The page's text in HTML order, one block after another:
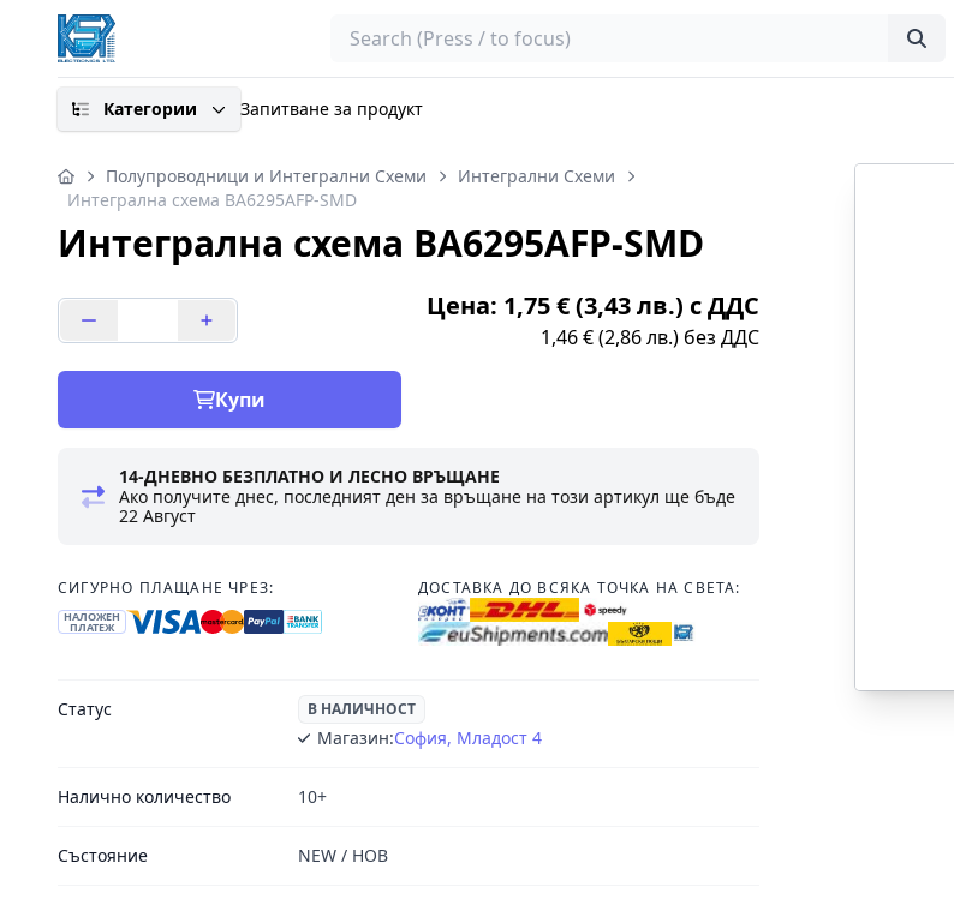
Search
Категории Запитване за продукт
Полупроводници и Интегрални Схеми
Интегрални Схеми
Интегрална схема BA6295AFP-SMD
Интегрална схема BA6295AFP-SMD
Цена: 1,75 € (3,43 лв.) с ДДС
1,46 € (2,86 лв.) без ДДС
Купи
14-ДНЕВНО БЕЗПЛАТНО И ЛЕСНО ВРЪЩАНЕ
Ако получите днес, последният ден за връщане на този артикул ще бъде
22 Август
СИГУРНО ПЛАЩАНЕ ЧРЕЗ:
НАЛОЖЕН
ПЛАТЕЖ
ДОСТАВКА ДО ВСЯКА ТОЧКА НА СВЕТА:
Статус В НАЛИЧНОСТ
Магазин:София, Младост 4
Налично количество 10+
Състояние NEW / НОВ